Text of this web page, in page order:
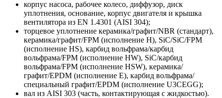
корпус насоса, рабочее колесо, диффузор, диск
уплотнения, основание, корпус двигателя и крышка
вентилятора из EN 1.4301 (AISI 304);
торцевое уплотнение керамика/графит/NBR (стандарт),
керамика/графит/FPM (исполнение Н), SiC/SiC/FPM
(исполнение HS), карбид вольфрама/карбид
вольфрама/FPM (исполнение HW), SiC/карбид
вольфрама/FPM (исполнение HSW), керамика/
графит/EPDM (исполнение Е), карбид вольфрама/
специальный графит/EPDM (исполнение U3CEGG);
вал из AISI 303 (часть, контактирующая с жидкостью).